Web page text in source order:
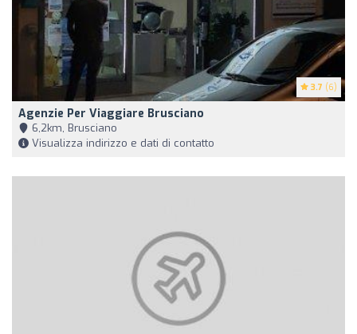
3.7 (6)
Agenzie Per Viaggiare Brusciano
6,2km, Brusciano
Visualizza indirizzo e dati di contatto